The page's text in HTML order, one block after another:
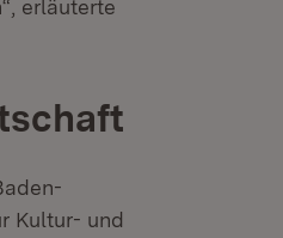
erläuterte
Kultur- und